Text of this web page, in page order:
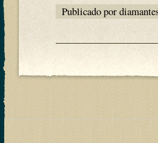
Publicado por